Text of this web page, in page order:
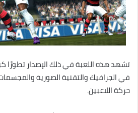
تشهد هذه اللعبة في ذلك الإصدار تطورًا
في الجرافيك والتقنية الصورية
حركة اللاعبين.